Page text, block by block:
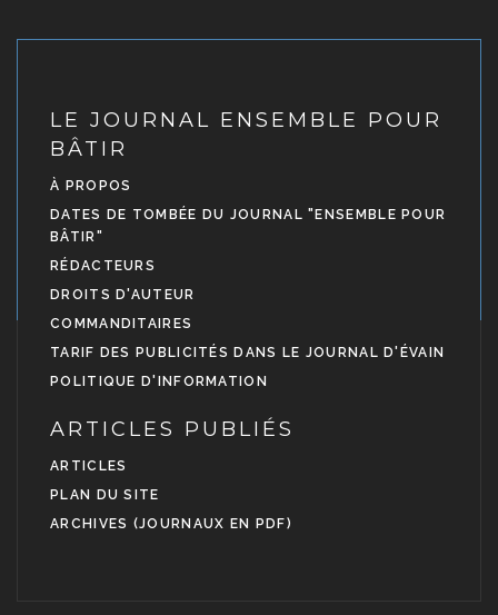
LE JOURNAL ENSEMBLE POUR
BÂTIR
À PROPOS
DATES DE TOMBÉE DU JOURNAL "ENSEMBLE POUR
BÂTIR"
RÉDACTEURS
DROITS D'AUTEUR
COMMANDITAIRES
TARIF DES PUBLICITÉS DANS LE JOURNAL D'ÉVAIN
POLITIQUE D'INFORMATION
ARTICLES PUBLIÉS
ARTICLES
PLAN DU SITE
ARCHIVES (JOURNAUX EN PDF)